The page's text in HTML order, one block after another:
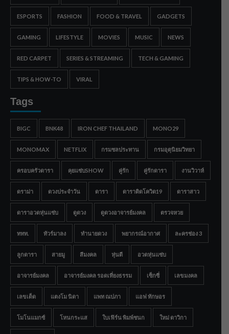
ESPORTS FASHION FOOD & TRAVEL GADGETS
GAMING LIFESTYLE MOVIES MUSIC NEWS
RED CARPET SERIES & STREAMING TECH & GAMING
TIPS & HOW-TO VIRAL
Tags
BIGC BNK48 IRON CHEF THAILAND MONO29
MONOMAX NETFLIX กรมชลประทาน กรมอุตุนิยมวิทยา
ครอบครัวดารา คุยแซ่บSHOW คู่รัก คู่รักดารา งานวิวาห์
ดราม่า ดวงประจำวัน ดารา ดาราติดโควิด19 ดาราสาว
ดาราอวดหุ่นแซ่บ ดูดวง ดูดวงอาจารย์มงคล ตรวจหวย
ททท. ทัวร์มาลง ทำนายดวง พยากรณ์อากาศ ละครช่อง 3
ลูกดารา สายมู สีมงคล หุ่นดี อวดหุ่นแซ่บ
อาจารย์มงคล อาจารย์มงคล รอดเที่ยงธรรม เซ็กซี่ เลขมงคล
เลขเด็ด แตงโม นิดา แพท ณปภา แอฟ ทักษอร
โมโนแมกซ์ โหนกระแส ใบเฟิร์น พิมพ์ชนก ใหม่ ดาวิกา